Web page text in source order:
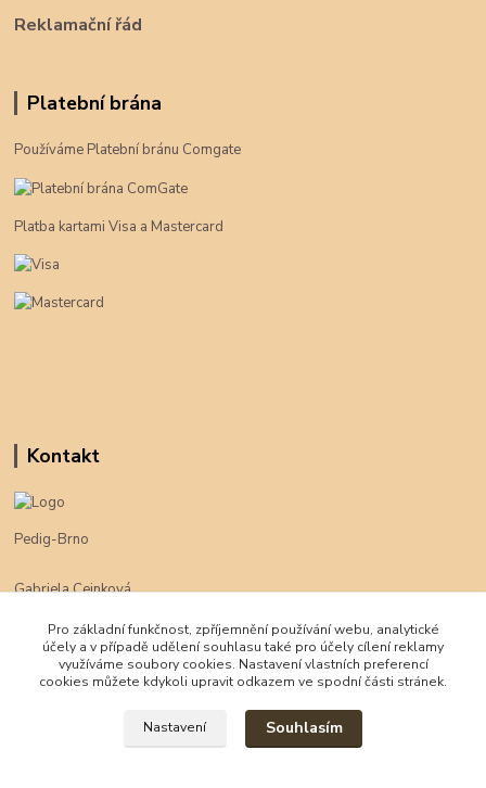
Reklamační řád
Platební brána
Používáme Platební bránu Comgate
Platba kartami Visa a Mastercard
Kontakt
Pedig-Brno
Gabriela Cejnková
klimpe@klimpe.cz
Pro základní funkčnost, zpříjemnění používání webu, analytické
účely a v případě udělení souhlasu také pro účely cílení reklamy
využíváme soubory cookies. Nastavení vlastních preferencí
cookies můžete kdykoli upravit odkazem ve spodní části stránek.
Nastavení Souhlasím